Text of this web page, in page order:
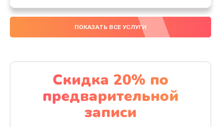
Замена аккумулятора
4000 руб.
Замена материнской платы
1100 руб.
Заказать
ПОКАЗАТЬ ВСЕ УСЛУГИ
Скидка 20% по
предварительной
записи